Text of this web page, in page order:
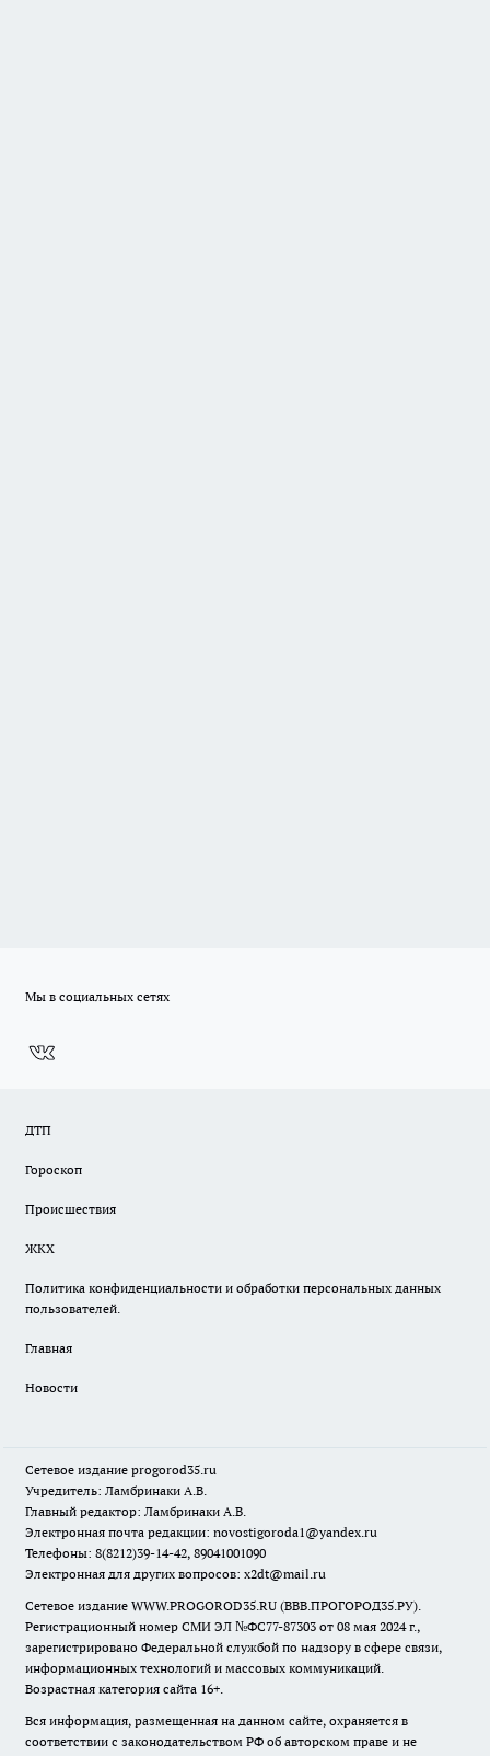
Мы в социальных сетях
ДТП
Гороскоп
Происшествия
ЖКХ
Политика конфиденциальности и обработки персональных данных
пользователей.
Главная
Новости
Сетевое издание progorod35.ru
Учредитель: Ламбринаки А.В.
Главный редактор: Ламбринаки А.В.
Электронная почта редакции: novostigoroda1@yandex.ru
Телефоны: 8(8212)39-14-42, 89041001090
Электронная для других вопросов: x2dt@mail.ru
Сетевое издание WWW.PROGOROD35.RU (ВВВ.ПРОГОРОД35.РУ).
Регистрационный номер СМИ ЭЛ №ФС77-87303 от 08 мая 2024 г.,
зарегистрировано Федеральной службой по надзору в сфере связи,
информационных технологий и массовых коммуникаций.
Возрастная категория сайта 16+.
Вся информация, размещенная на данном сайте, охраняется в
соответствии с законодательством РФ об авторском праве и не